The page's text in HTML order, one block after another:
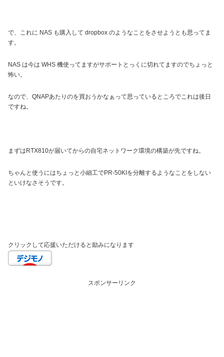
で、これに NAS も購入して dropbox のようなことをさせようとも思ってま
す。
NAS は今は WHS 機使ってますがサポートとっくに切れてますのでちょっと
怖い。
なので、QNAPあたりのを買おうかなぁって思っているところでこれは後日
ですね。
まずはRTX810が届いてからの自宅ネットワーク環境の構築が先ですね。
ちゃんと使うにはちょっと小細工でPR-50KIを分離するようなことをしない
といけなさそうです。
クリックして応援いただけると励みになります
スポンサーリンク